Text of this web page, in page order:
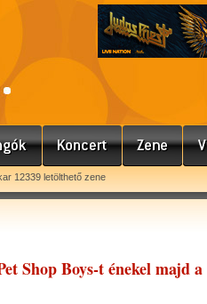
12339 letölthető zene
Shop Boys-t énekel majd